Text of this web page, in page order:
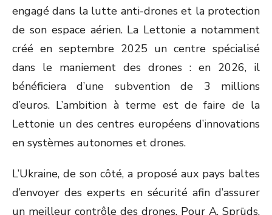
engagé dans la lutte anti-drones et la protection
de son espace aérien. La Lettonie a notamment
créé en septembre 2025 un centre spécialisé
dans le maniement des drones : en 2026, il
bénéficiera d’une subvention de 3 millions
d’euros. L’ambition à terme est de faire de la
Lettonie un des centres européens d’innovations
en systèmes autonomes et drones.
L’Ukraine, de son côté, a proposé aux pays baltes
d’envoyer des experts en sécurité afin d’assurer
un meilleur contrôle des drones. Pour A. Sprūds,